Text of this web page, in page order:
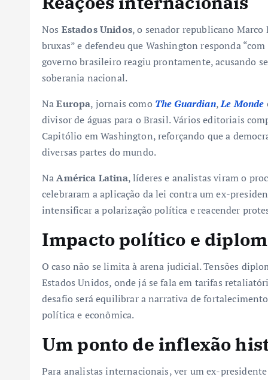
Nos Estados Unidos, o senador republicano Marco
bruxas” e defendeu que Washington responda
governo brasileiro reagiu prontamente, acusando
soberania nacional.
NaEuropa, jornais como The Guardian,Le Monde
divisor de águas para o Brasil. Vários editoriais
Capitólio em Washington, reforçando que a
diversas partes do mundo.
NaAmérica Latina, líderes e analistas viram o
celebraram a aplicação da lei contra um ex-
intensificar a polarização política e reacender
Impacto político e
O caso não se limita à arena judicial. Tensões
Estados Unidos, onde já se fala em tarifas
desafio será equilibrar a narrativa de
política e econômica.
Um ponto de inflexão
Para analistas internacionais, ver um ex-